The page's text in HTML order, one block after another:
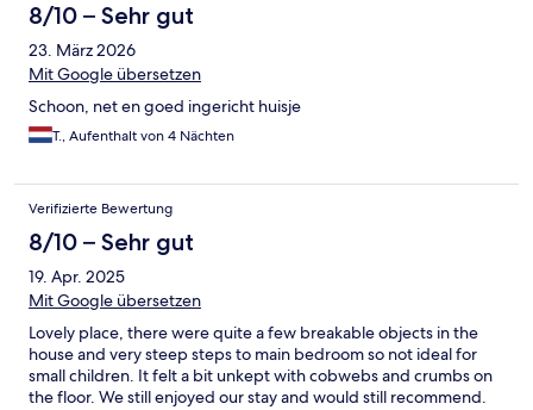
8/10 – Sehr gut
23. März 2026
Mit Google übersetzen
Schoon, net en goed ingericht huisje
T., Aufenthalt von 4 Nächten
Verifizierte Bewertung
8/10 – Sehr gut
19. Apr. 2025
Mit Google übersetzen
Lovely place, there were quite a few breakable objects in the
house and very steep steps to main bedroom so not ideal for
small children. It felt a bit unkept with cobwebs and crumbs on
the floor. We still enjoyed our stay and would still recommend.